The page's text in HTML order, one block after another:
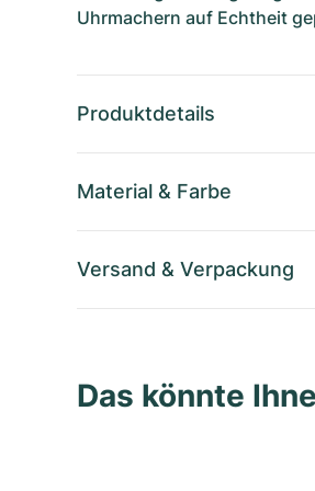
Uhrmachern auf Echtheit
Produktdetails
Material & Farbe
Versand & Verpackung
Das könnte